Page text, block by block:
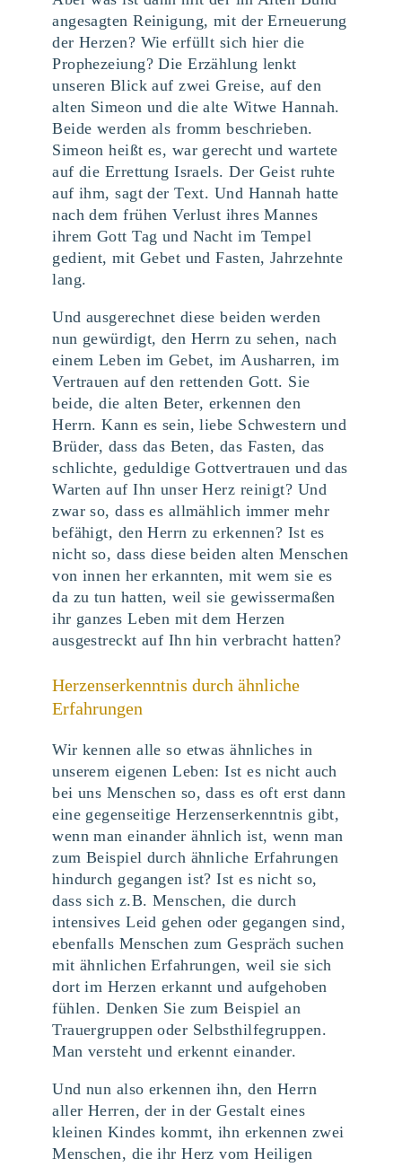
angesagten Reinigung, mit der Erneuerung
der Herzen? Wie erfüllt sich hier die
Prophezeiung? Die Erzählung lenkt
unseren Blick auf zwei Greise, auf den
alten Simeon und die alte Witwe Hannah.
Beide werden als fromm beschrieben.
Simeon heißt es, war gerecht und wartete
auf die Errettung Israels. Der Geist ruhte
auf ihm, sagt der Text. Und Hannah hatte
nach dem frühen Verlust ihres Mannes
ihrem Gott Tag und Nacht im Tempel
gedient, mit Gebet und Fasten, Jahrzehnte
lang.
Und ausgerechnet diese beiden werden
nun gewürdigt, den Herrn zu sehen, nach
einem Leben im Gebet, im Ausharren, im
Vertrauen auf den rettenden Gott. Sie
beide, die alten Beter, erkennen den
Herrn. Kann es sein, liebe Schwestern und
Brüder, dass das Beten, das Fasten, das
schlichte, geduldige Gottvertrauen und das
Warten auf Ihn unser Herz reinigt? Und
zwar so, dass es allmählich immer mehr
befähigt, den Herrn zu erkennen? Ist es
nicht so, dass diese beiden alten Menschen
von innen her erkannten, mit wem sie es
da zu tun hatten, weil sie gewissermaßen
ihr ganzes Leben mit dem Herzen
ausgestreckt auf Ihn hin verbracht hatten?
Herzenserkenntnis durch ähnliche
Erfahrungen
Wir kennen alle so etwas ähnliches in
unserem eigenen Leben: Ist es nicht auch
bei uns Menschen so, dass es oft erst dann
eine gegenseitige Herzenserkenntnis gibt,
wenn man einander ähnlich ist, wenn man
zum Beispiel durch ähnliche Erfahrungen
hindurch gegangen ist? Ist es nicht so,
dass sich z.B. Menschen, die durch
intensives Leid gehen oder gegangen sind,
ebenfalls Menschen zum Gespräch suchen
mit ähnlichen Erfahrungen, weil sie sich
dort im Herzen erkannt und aufgehoben
fühlen. Denken Sie zum Beispiel an
Trauergruppen oder Selbsthilfegruppen.
Man versteht und erkennt einander.
Und nun also erkennen ihn, den Herrn
aller Herren, der in der Gestalt eines
kleinen Kindes kommt, ihn erkennen zwei
Menschen, die ihr Herz vom Heiligen